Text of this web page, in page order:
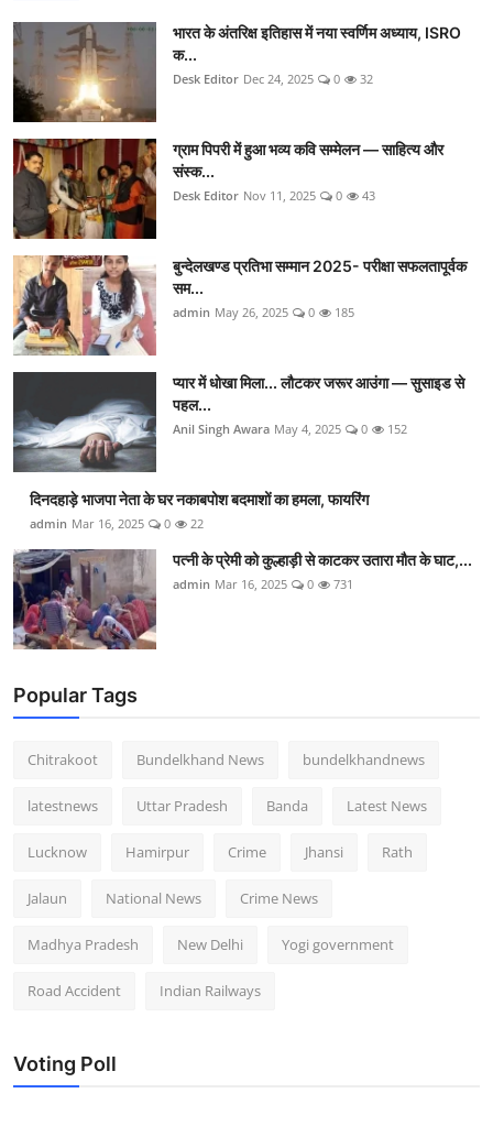
भारत के अंतरिक्ष इतिहास में नया स्वर्णिम अध्याय, ISRO
क...
Desk Editor Dec 24, 2025 0 32
ग्राम पिपरी में हुआ भव्य कवि सम्मेलन — साहित्य और
संस्क...
Desk Editor Nov 11, 2025 0 43
बुन्देलखण्ड प्रतिभा सम्मान 2025- परीक्षा सफलतापूर्वक
सम...
admin May 26, 2025 0 185
प्यार में धोखा मिला... लौटकर जरूर आउंगा — सुसाइड से
पहल...
Anil Singh Awara May 4, 2025 0 152
दिनदहाड़े भाजपा नेता के घर नकाबपोश बदमाशों का हमला, फायरिंग
admin Mar 16, 2025 0 22
पत्नी के प्रेमी को कुल्हाड़ी से काटकर उतारा मौत के घाट,...
admin Mar 16, 2025 0 731
Popular Tags
Chitrakoot Bundelkhand News bundelkhandnews
latestnews Uttar Pradesh Banda Latest News
Lucknow Hamirpur Crime Jhansi Rath
Jalaun National News Crime News
Madhya Pradesh New Delhi Yogi government
Road Accident Indian Railways
Voting Poll